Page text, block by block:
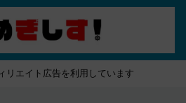
リエイト広告を利用しています